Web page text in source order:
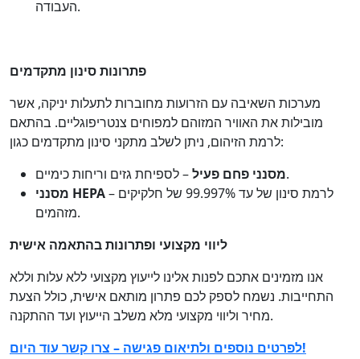
העבודה.
פתרונות סינון מתקדמים
מערכות השאיבה עם הזרועות מחוברות לתעלות יניקה, אשר
מובילות את האוויר המזוהם למפוחים צנטריפוגליים. בהתאם
לרמת הזיהום, ניתן לשלב מתקני סינון מתקדמים כגון:
מסנני פחם פעיל– לספיחת גזים וריחות כימיים.
HEPA– לרמת סינון של עד 99.997% של חלקיקים
מזהמים.
ליווי מקצועי ופתרונות בהתאמה אישית
אנו מזמינים אתכם לפנות אלינו לייעוץ מקצועי ללא עלות וללא
התחייבות. נשמח לספק לכם פתרון מותאם אישית, כולל הצעת
מחיר וליווי מקצועי מלא משלב הייעוץ ועד ההתקנה.
לפרטים נוספים ולתיאום פגישה – צרו קשר עוד היום!